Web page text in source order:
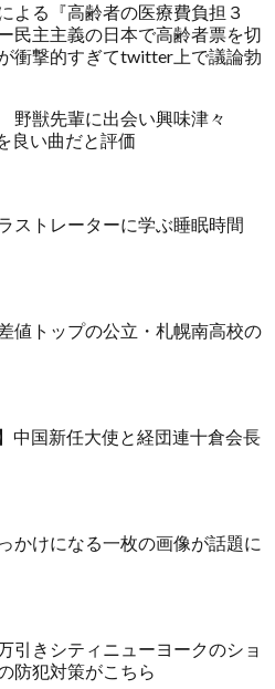
よる『高齢者の医療費負担３
民主主義の日本で高齢者票を切
衝撃的すぎてtwitter上で議論勃
野獣先輩に出会い興味津々
良い曲だと評価
ストレーターに学ぶ睡眠時間
値トップの公立・札幌南高校の
中国新任大使と経団連十倉会長
かけになる一枚の画像が話題に
引きシティニューヨークのショ
防犯対策がこちら